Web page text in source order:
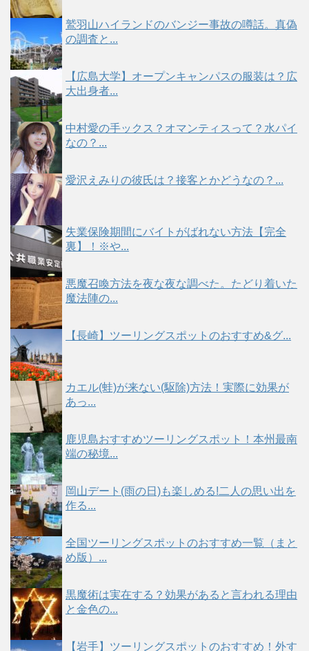
鷲羽山ハイランドのバンジー事故の噂話。真偽
の調査と...
【広島大学】オープンキャンパスの服装は？広
大出身者...
中村愛の手ックス？オマンティスって？水パイ
なの？...
愛沢えみりの彼氏は？接客とかどうなの？...
失業保険期間にバイトがばれない方法【完全
裏】！※や...
悪魔召喚方法を夜な夜な調べた。たどり着いた
魔法陣の...
【長崎】ツーリングスポットのおすすめ&グ...
カエル(蛙)が来ない(駆除)方法！実際に効果が
あっ...
鹿児島おすすめツーリングスポット！本州最南
端の秘境...
岡山デート(雨の日)も楽しめる!二人の思い出を
作る...
全国ツーリングスポットのおすすめ一覧（まと
め版）...
黒魔術は実在する？効果があると言われる理由
と金色の...
【岩手】ツーリングスポットのおすすめ！外す